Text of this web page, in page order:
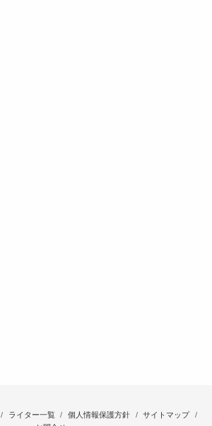
ライター一覧 個人情報保護方針
サイトマップ